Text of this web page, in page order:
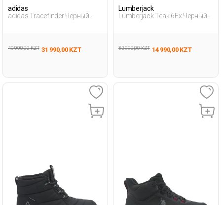
adidas
adidas Tracefinder Черный
49 990,00 KZT 31 990,00 KZT
Lumberjack
Lumberjack Teak 6Fx Черный
32 990,00 KZT 14 990,00 KZT